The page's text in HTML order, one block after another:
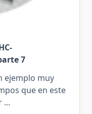
7
ejemplo muy
que en este
...